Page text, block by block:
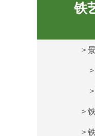
铁
>
>
>
>
>